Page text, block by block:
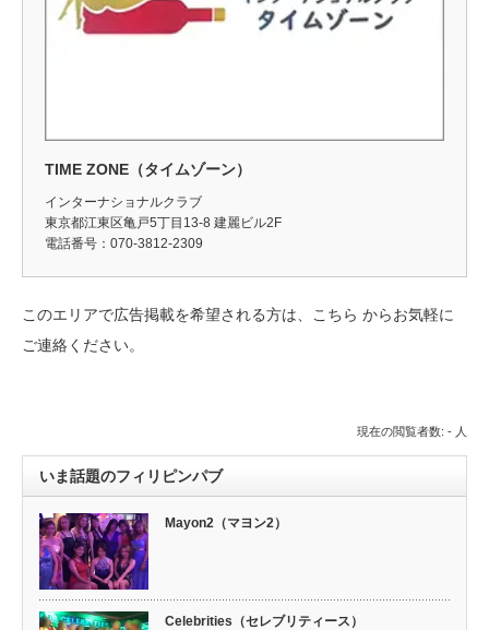
TIME ZONE（タイムゾーン）
インターナショナルクラブ
東京都江東区亀戸5丁目13-8 建麗ビル2F
電話番号：070-3812-2309
このエリアで広告掲載を希望される方は、 こちら からお気軽に
ご連絡ください。
現在の閲覧者数: - 人
いま話題のフィリピンパブ
Mayon2（マヨン2）
Celebrities（セレブリティース）